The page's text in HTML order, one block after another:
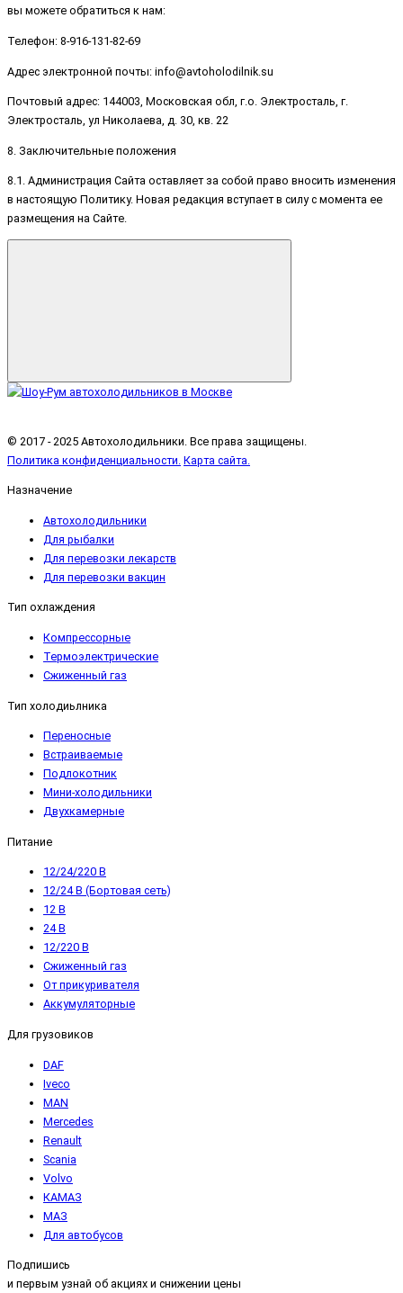
вы можете обратиться к нам:
Телефон: 8-916-131-82-69
Адрес электронной почты: info@avtoholodilnik.su
Почтовый адрес: 144003, Московская обл, г.о. Электросталь, г.
Электросталь, ул Николаева, д. 30, кв. 22
8. Заключительные положения
8.1. Администрация Сайта оставляет за собой право вносить изменения
в настоящую Политику. Новая редакция вступает в силу с момента ее
размещения на Сайте.
© 2017 - 2025 Автохолодильники. Все права защищены.
Политика конфиденциальности. Карта сайта.
Назначение
Автохолодильники
Для рыбалки
Для перевозки лекарств
Для перевозки вакцин
Тип охлаждения
Компрессорные
Термоэлектрические
Сжиженный газ
Тип холодиьлника
Переносные
Встраиваемые
Подлокотник
Мини-холодильники
Двухкамерные
Питание
12/24/220 В
12/24 В (Бортовая сеть)
12 В
24 В
12/220 В
Сжиженный газ
От прикуривателя
Аккумуляторные
Для грузовиков
DAF
Iveco
MAN
Mercedes
Renault
Scania
Volvo
КАМАЗ
МАЗ
Для автобусов
Подпишись
и первым узнай об акциях и снижении цены